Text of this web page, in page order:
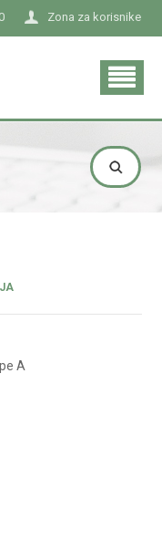
Zona za korisnike
A